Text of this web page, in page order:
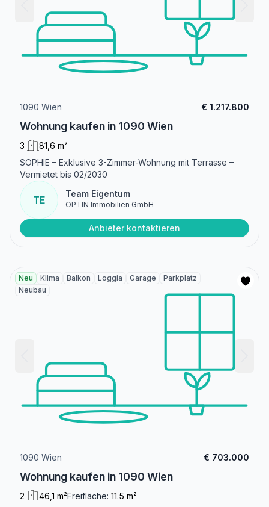
1090 Wien € 1.217.800
Wohnung kaufen in 1090 Wien
3
81,6 m²
SOPHIE – Exklusive 3-Zimmer-Wohnung mit Terrasse –
Vermietet bis 02/2030
TE
Team Eigentum
OPTIN Immobilien GmbH
Anbieter kontaktieren
Neu Klima Balkon Loggia Garage
Parkplatz
Neubau
1090 Wien € 703.000
Wohnung kaufen in 1090 Wien
2 46,1 m²Freifläche: 11.5 m²